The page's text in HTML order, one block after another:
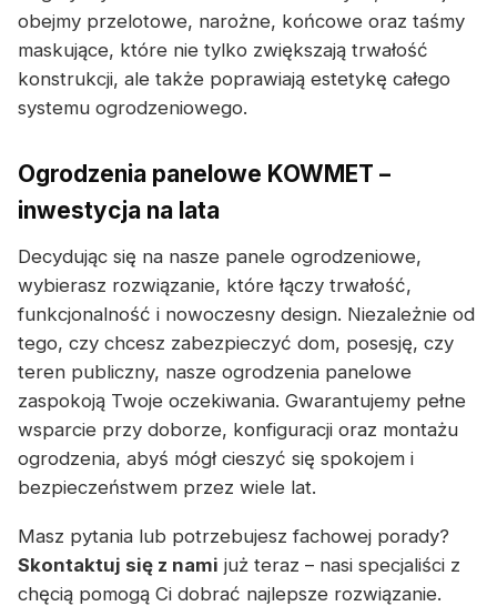
obejmy przelotowe, narożne, końcowe oraz taśmy
maskujące, które nie tylko zwiększają trwałość
konstrukcji, ale także poprawiają estetykę całego
systemu ogrodzeniowego.
Ogrodzenia panelowe KOWMET –
inwestycja na lata
Decydując się na nasze panele ogrodzeniowe,
wybierasz rozwiązanie, które łączy trwałość,
funkcjonalność i nowoczesny design. Niezależnie od
tego, czy chcesz zabezpieczyć dom, posesję, czy
teren publiczny, nasze ogrodzenia panelowe
zaspokoją Twoje oczekiwania. Gwarantujemy pełne
wsparcie przy doborze, konfiguracji oraz montażu
ogrodzenia, abyś mógł cieszyć się spokojem i
bezpieczeństwem przez wiele lat.
Masz pytania lub potrzebujesz fachowej porady?
Skontaktuj się z nami już teraz – nasi specjaliści z
chęcią pomogą Ci dobrać najlepsze rozwiązanie.